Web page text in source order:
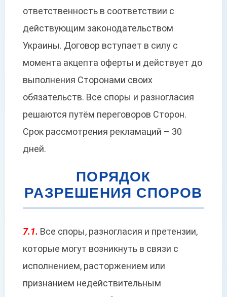
ответственность в соответствии с
действующим законодательством
Украины. Договор вступает в силу с
момента акцепта оферты и действует до
выполнения Сторонами своих
обязательств. Все споры и разногласия
решаются путём переговоров Сторон.
Срок рассмотрения рекламаций – 30
дней.
ПОРЯДОК
РАЗРЕШЕНИЯ СПОРОВ
7.1. Все споры, разногласия и претензии,
которые могут возникнуть в связи с
исполнением, расторжением или
признанием недействительным